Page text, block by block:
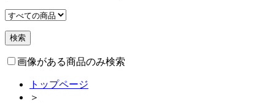
画像がある商品のみ検索
トップページ
＞